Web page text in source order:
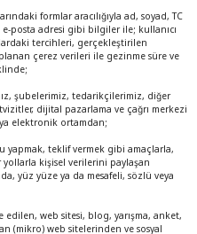
formlar aracılığıyla ad, soyad, TC
posta adresi gibi bilgiler ile; kullanıcı
tercihleri, gerçekleştirilen
çerez verileri ile gezinme süre ve
şubelerimiz, tedarikçilerimiz, diğer
dijital pazarlama ve çağrı merkezi
elektronik ortamdan;
yapmak, teklif vermek gibi amaçlarla,
kişisel verilerini paylaşan
yüz yüze ya da mesafeli, sözlü veya
edilen, web sitesi, blog, yarışma, anket,
(mikro) web sitelerinden ve sosyal